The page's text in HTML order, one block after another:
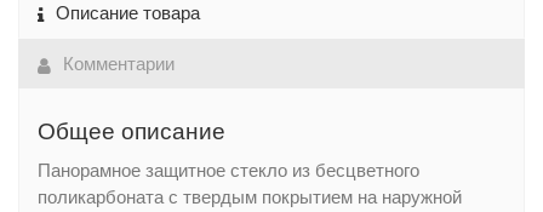
Описание товара
Комментарии
Общее описание
Панорамное защитное стекло из бесцветного
поликарбоната с твердым покрытием на наружной